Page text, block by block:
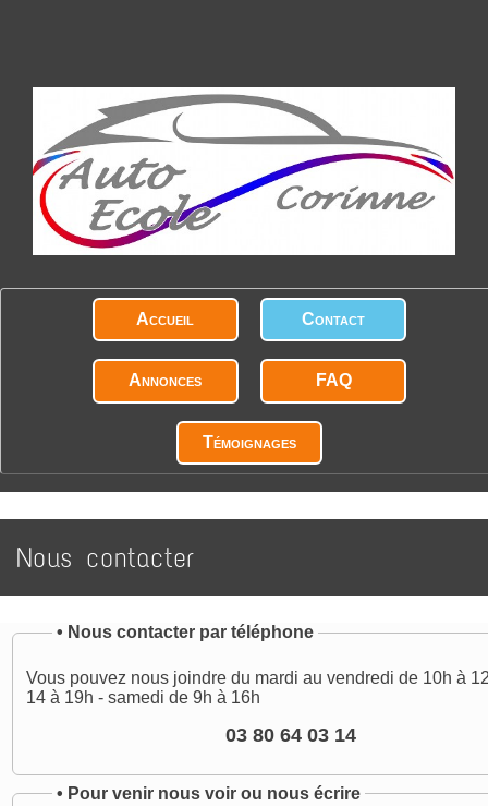
Accueil Contact
Annonces FAQ
Témoignages
Nous contacter
• Nous contacter par téléphone
Vous pouvez nous joindre du mardi au vendredi de 10h à
14 à 19h - samedi de 9h à 16h
03 80 64 03 14
• Pour venir nous voir ou nous écrire